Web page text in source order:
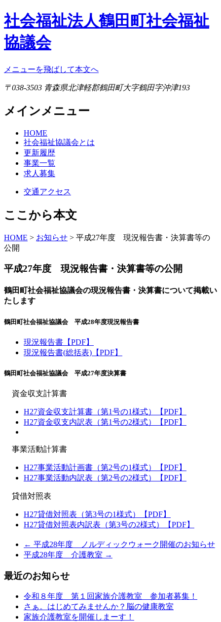
社会福祉法人鶴田町社会福祉
協議会
メニューを飛ばして本文へ
〒038-3503 青森県北津軽郡鶴田町大字鶴田字沖津193
メインメニュー
HOME
社会福祉協議会とは
更新履歴
事業一覧
求人募集
交通アクセス
ここから本文
HOME > お知らせ > 平成27年度 現況報告書・決算書等の
公開
平成27年度 現況報告書・決算書等の公開
鶴田町社会福祉協議会の現況報告書・決算書について掲載い
たします
鶴田町社会福祉協議会 平成28年度現況報告書
現況報告書【PDF】
現況報告書(総括表)【PDF】
鶴田町社会福祉協議会 平成27年度決算書
資金収支計算書
H27資金収支計算書（第1号の1様式）【PDF】
H27資金収支内訳表（第1号の2様式）【PDF】
事業活動計算書
H27事業活動計画書（第2号の1様式）【PDF】
H27事業活動内訳表（第2号の2様式）【PDF】
貸借対照表
H27貸借対照表（第3号の1様式）【PDF】
H27貸借対照表内訳表（第3号の2様式）【PDF】
← 平成28年度 ノルディックウォーク開催のお知らせ
平成28年度 介護教室 →
最近のお知らせ
令和８年度 第１回家族介護教室 参加者募集！
さぁ。はじめてみませんか？脳の健康教室
家族介護教室を開催しまーす！